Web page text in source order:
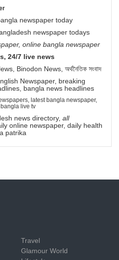
newspaper today
newspaper todays
online bangla newspaper
24/7 live news
Binodon News, অর্থনৈতিক সংবাদ
Newspaper, breaking
bangla news headlines
latest bangla newspaper,
live tv
news directory, all
online newspaper, daily health
patrika
Travel
Glamour World